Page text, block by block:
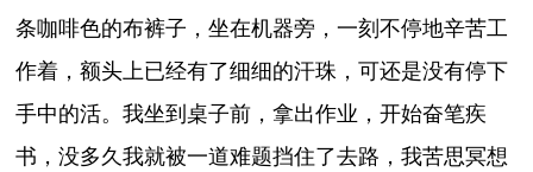
条咖啡色的布裤子，坐在机器旁，一刻不停地辛苦工
作着，额头上已经有了细细的汗珠，可还是没有停下
手中的活。我坐到桌子前，拿出作业，开始奋笔疾
书，没多久我就被一道难题挡住了去路，我苦思冥想